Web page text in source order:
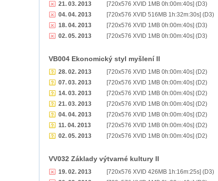
21. 03. 2013
[720x576 XVID 1MB 0h:00m:40s] (D3)
04. 04. 2013
[720x576 XVID 516MB 1h:32m:30s] (D3)
18. 04. 2013
[720x576 XVID 1MB 0h:00m:40s] (D3)
02. 05. 2013
[720x576 XVID 1MB 0h:00m:40s] (D3)
VB004 Ekonomický styl myšlení II
28. 02. 2013
[720x576 XVID 1MB 0h:00m:40s] (D2)
07. 03. 2013
[720x576 XVID 1MB 0h:00m:40s] (D2)
14. 03. 2013
[720x576 XVID 1MB 0h:00m:40s] (D2)
21. 03. 2013
[720x576 XVID 1MB 0h:00m:40s] (D2)
04. 04. 2013
[720x576 XVID 1MB 0h:00m:40s] (D2)
11. 04. 2013
[720x576 XVID 1MB 0h:00m:40s] (D2)
02. 05. 2013
[720x576 XVID 1MB 0h:00m:40s] (D2)
VV032 Základy výtvarné kultury II
19. 02. 2013
[720x576 XVID 426MB 1h:16m:25s] (D3)